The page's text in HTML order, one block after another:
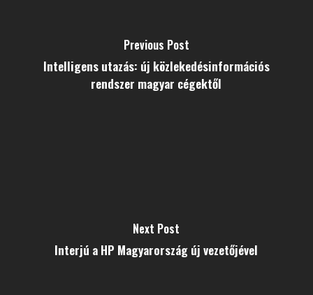
Previous Post
Intelligens utazás: új közlekedésinformációs
rendszer magyar cégektől
Next Post
Interjú a HP Magyarország új vezetőjével